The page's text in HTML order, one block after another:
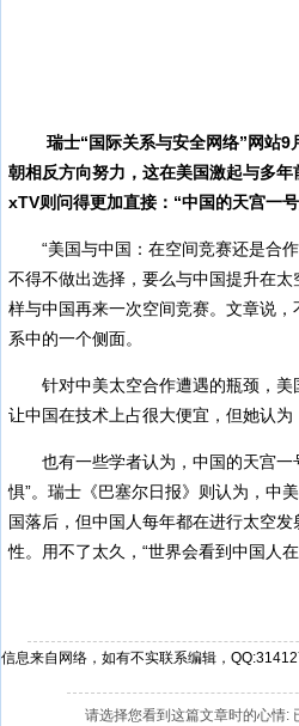
瑞士“国际关系与安全网络”网站9
朝相反方向努力，这在美国激起与多
xTV则问得更加直接：“中国的天宫一
“美国与中国：在空间竞赛还是合作
不得不做出选择，要么与中国提升在
样与中国再来一次空间竞赛。文章说
系中的一个侧面。
针对中美太空合作遭遇的瓶颈，美
让中国在技术上占很大便宜，但她认为
也有一些学者认为，中国的天宫一
惧”。瑞士《巴塞尔日报》则认为，中
国落后，但中国人每年都在进行太空
性。用不了太久，“世界会看到中国人
信息来自网络，如有不实联系编辑，
请选择您看到这篇文章时的心情: